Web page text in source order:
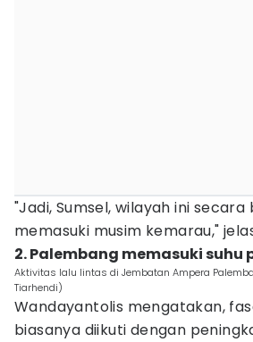
"Jadi, Sumsel, wilayah ini
memasuki musim kemarau,"
2. Palembang memasuki suhu
Aktivitas lalu lintas di Jembatan Ampera
Tiarhendi)
Wandayantolis mengatakan,
biasanya diikuti dengan